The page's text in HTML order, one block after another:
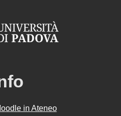
in Ateneo